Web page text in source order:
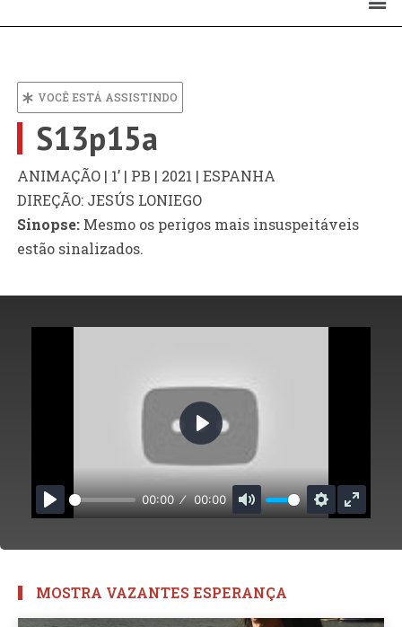
VOCÊ ESTÁ ASSISTINDO
S13p15a
ANIMAÇÃO | 1’ | PB | 2021 | ESPANHA
DIREÇÃO: JESÚS LONIEGO
Sinopse: Mesmo os perigos mais insuspeitáveis
estão sinalizados.
Play
00:00 00:00
Settings
Enter
Play
MOSTRA VAZANTES ESPERANÇA